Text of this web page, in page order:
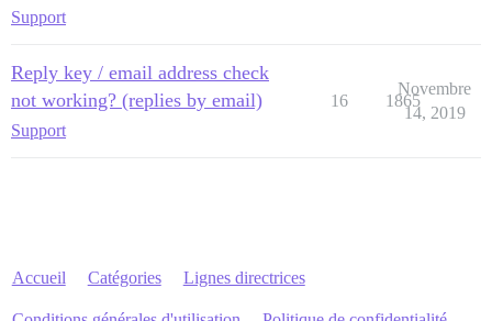
Support
Reply key / email address check
not working? (replies by email)
Support
16 1865
Novembre
14, 2019
Accueil Catégories Lignes directrices